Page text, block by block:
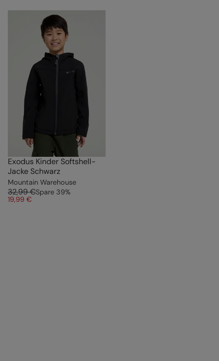
Exodus Kinder Softshell-
Jacke Schwarz
Mountain Warehouse
32,99 €Spare 39%
19,99 €